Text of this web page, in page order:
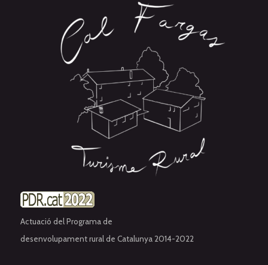
Actuació del Programa de
desenvolupament rural de Catalunya 2014-2022